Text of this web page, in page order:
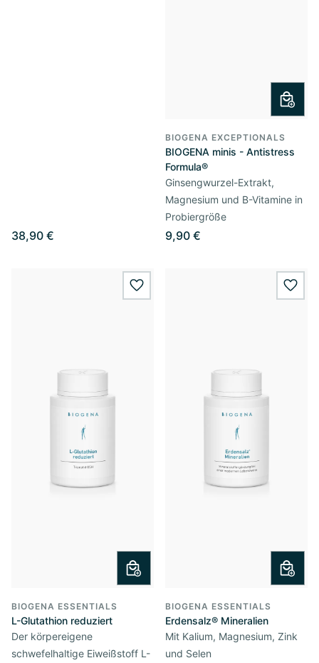
38,90 €
BIOGENA EXCEPTIONALS
BIOGENA minis - Antistress
Formula®
Ginsengwurzel-Extrakt,
Magnesium und B-Vitamine in
Probiergröße
9,90 €
wishlist.add
BIOGENA ESSENTIALS
L-Glutathion reduziert
Der körpereigene
schwefelhaltige Eiweißstoff L-
BIOGENA ESSENTIALS
Erdensalz® Mineralien
Mit Kalium, Magnesium, Zink
und Selen